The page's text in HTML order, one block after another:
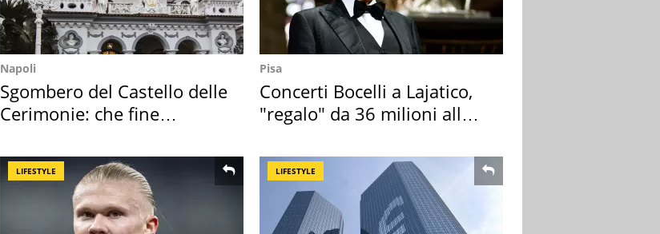
Napoli
Sgombero del Castello delle
Cerimonie: che fine
Pisa
Concerti Bocelli a Lajatico,
"regalo" da 36 milioni alla
LIFESTYLE LIFESTYLE